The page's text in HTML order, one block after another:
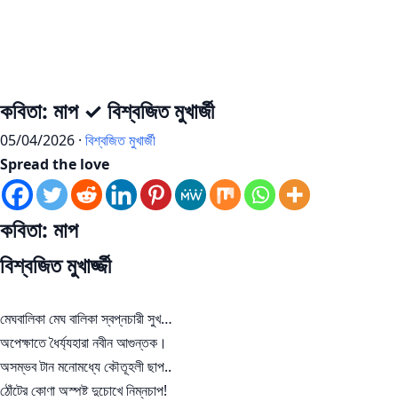
কবিতা: মাপ ✓ বিশ্বজিত মুখার্জী
05/04/2026 · বিশ্বজিত মুখার্জী
Spread the love
কবিতা: মাপ
বিশ্বজিত মুখার্জ্জী
মেঘবালিকা মেঘ বালিকা স্বপ্নচারী সুখ…
অপেক্ষাতে ধৈর্য্যহারা নবীন আগুন্তক।
অসম্ভব টান মনোমধ্যে কৌতূহলী ছাপ..
ঠোঁটের কোণা অস্পষ্ট দুচোখে নিম্নচাপ!